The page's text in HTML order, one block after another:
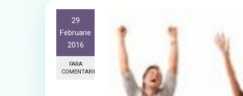
29
Februarie
2016
FARA
COMENTARII